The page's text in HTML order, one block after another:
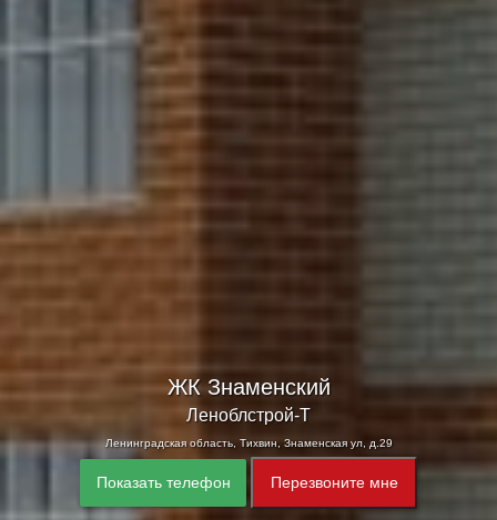
ЖК Знаменский
Леноблстрой-Т
Ленинградская область, Тихвин, Знаменская ул, д.29
Показать телефон Перезвоните мне